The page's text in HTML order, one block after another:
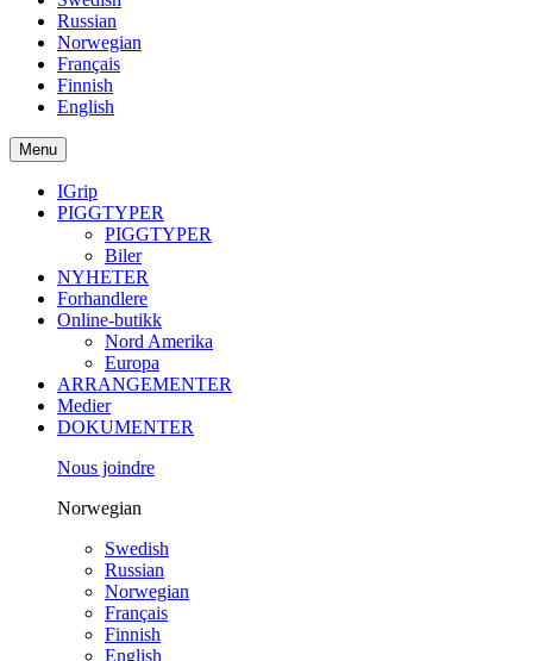
Russian
Norwegian
Français
Finnish
English
Menu
IGrip
PIGGTYPER
PIGGTYPER
Biler
NYHETER
Forhandlere
Online-butikk
Nord Amerika
Europa
ARRANGEMENTER
Medier
DOKUMENTER
Nous joindre
Norwegian
Swedish
Russian
Norwegian
Français
Finnish
English